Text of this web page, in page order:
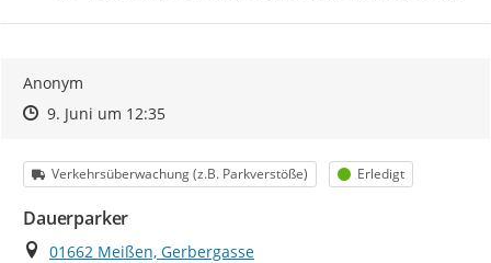
Anonym
Zeitpunkt des Erstellens
Zeitpunkt des Erstellens
9. Juni um 12:35Zur Äußerung
Kategorie
Verkehrsüberwachung (z.B. Parkverstöße) Status
Erledigt
Dauerparker
Ort
01662 Meißen, Gerbergasse